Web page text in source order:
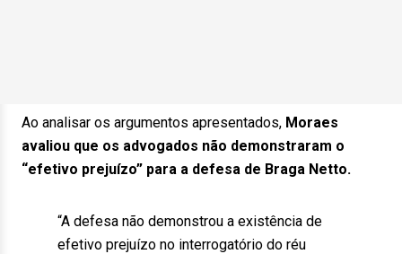
Ao analisar os argumentos apresentados, Moraes
avaliou que os advogados não demonstraram o
“efetivo prejuízo” para a defesa de Braga Netto.
“A defesa não demonstrou a existência de
efetivo prejuízo no interrogatório do réu